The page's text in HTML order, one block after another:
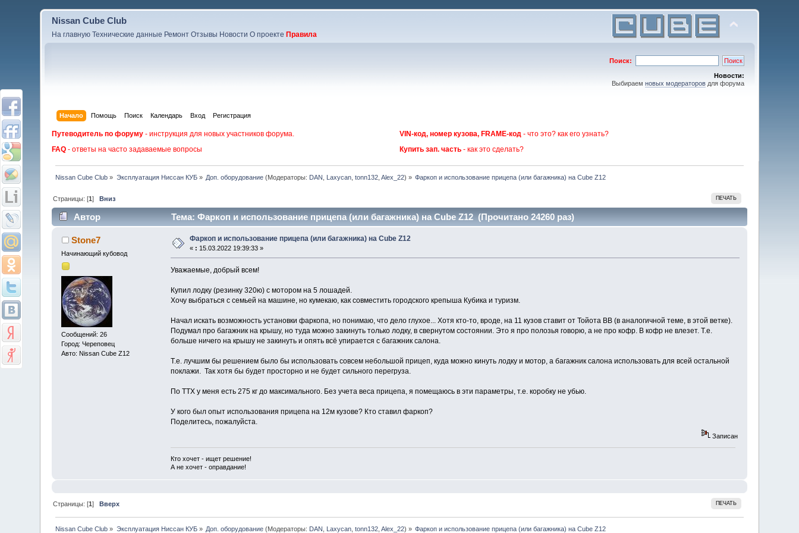
Nissan Cube Club
На главную Технические данные Ремонт Отзывы Новости О проекте Правила
Поиск:
Новости:
Выбираем новых модераторовдля форума
Начало Помощь Поиск Календарь Вход Регистрация
Путеводитель по форуму - инструкция для новых участников форума. VIN-код, номер кузова, FRAME-код - что это? как его узнать?
FAQ - ответы на часто задаваемые вопросы Купить зап. часть - как это сделать?
Nissan Cube Club » Эксплуатация Ниссан КУБ» Доп. оборудование (Модераторы: DAN Laxycan ,tonn132 ,Alex_22) » Фаркоп и использование прицепа (или багажника) на Cube Z12
ПЕЧАТЬ
Страницы: [1]Вниз
Автор Тема: Фаркоп и использование прицепа (или багажника) на Cube Z12 (Прочитано 24260 раз)
Stone7
Начинающий кубовод
Сообщений: 26
Город: Череповец
Авто: Nissan Cube Z12
Фаркоп и использование прицепа (или багажника) на Cube Z12
« : 15.03.2022 19:39:33 »
Уважаемые, добрый всем!
Купил лодку (резинку 320ю) с мотором на 5 лошадей.
Хочу выбраться с семьей на машине, но кумекаю, как совместить городского крепыша Кубика и туризм.
Начал искать возможность установки фаркопа, но понимаю, что дело глухое... Хотя кто-то, вроде, на 11 кузов ставит от Тойота BB (в аналогичной теме, в этой ветке).
Подумал про багажник на крышу, но туда можно закинуть только лодку, в свернутом состоянии. Это я про полозья говорю, а не про кофр. В кофр не влезет. Т.е.
больше ничего на крышу не закинуть и опять всё упирается с багажник салона.
Т.е. лучшим бы решением было бы использовать совсем небольшой прицеп, куда можно кинуть лодку и мотор, а багажник салона использовать для всей остальной
поклажи. Так хотя бы будет просторно и не будет сильного перегруза.
По ТТХ у меня есть 275 кг до максимального. Без учета веса прицепа, я помещаюсь в эти параметры, т.е. коробку не убью.
У кого был опыт использования прицепа на 12м кузове? Кто ставил фаркоп?
Поделитесь, пожалуйста.
Записан
Кто хочет - ищет решение!
А не хочет - оправдание!
ПЕЧАТЬ
Страницы: [1]Вверх
Nissan Cube Club » Эксплуатация Ниссан КУБ» Доп. оборудование (Модераторы: DAN Laxycan ,tonn132 ,Alex_22) » Фаркоп и использование прицепа (или багажника) на Cube Z12